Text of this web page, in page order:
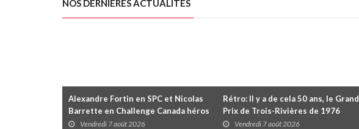
NOS DERNIÈRES ACTUALITÉS
Alexandre Fortin en SPC et Nicolas
Barrette en Challenge Canada héros
des premières courses du week-end
Vendredi 7 août 2026
Rétro: Il y a de cela 50 ans, le Grand
Prix de Trois-Rivières de 1976
Vendredi 7 août 2026